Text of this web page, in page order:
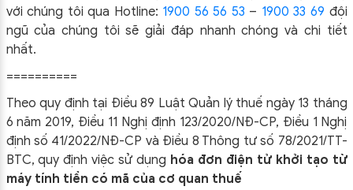
với chúng tôi qua Hotline: 1900 56 56 53 – 1900 33 69 đội
ngũ của chúng tôi sẽ giải đáp nhanh chóng và chi tiết
nhất.
==========
Theo quy định tại Điều 89 Luật Quản lý thuế ngày 13 tháng
6 năm 2019, Điều 11 Nghị định 123/2020/NĐ-CP, Điều 1 Nghị
định số 41/2022/NĐ-CP và Điều 8 Thông tư số 78/2021/TT-
BTC, quy định việc sử dụng hóa đơn điện tử khởi tạo từ
máy tính tiền có mã của cơ quan thuế